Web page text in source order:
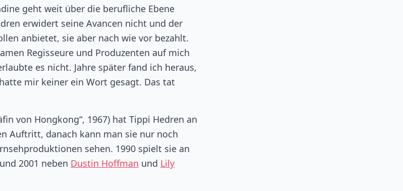
geht weit über die berufliche Ebene
erwidert seine Avancen nicht und der
anbietet, sie aber nach wie vor bezahlt.
Regisseure und Produzenten auf mich
es nicht. Jahre später fand ich heraus,
mir keiner ein Wort gesagt. Das tat
von Hongkong“, 1967) hat Tippi Hedren an
Auftritt, danach kann man sie nur noch
sehen. 1990 spielt sie an
2001 neben Dustin Hoffman und Lily